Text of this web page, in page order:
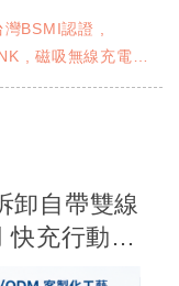
灣BSMI認證
磁吸無線充電
彩印 雷射雕刻
卸自帶雙線
快充行動電